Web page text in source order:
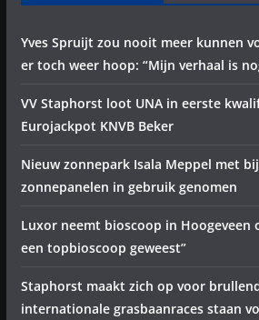
Yves Spruijt zou nooit meer kunnen
er toch weer hoop: “Mijn verhaal is
VV Staphorst loot UNA in eerste
Eurojackpot KNVB Beker
Nieuw zonnepark Isala Meppel met
zonnepanelen in gebruik genomen
Luxor neemt bioscoop in Hoogeveen
een topbioscoop geweest”
Staphorst maakt zich op voor
internationale grasbaanraces staan